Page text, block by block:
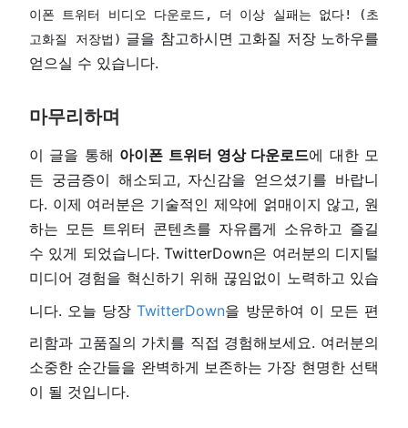
이폰 트위터 비디오 다운로드, 더 이상 실패는 없다! (초
고화질 저장법) 글을 참고하시면 고화질 저장 노하우를
얻으실 수 있습니다.
마무리하며
이 글을 통해 아이폰 트위터 영상 다운로드에 대한 모
든 궁금증이 해소되고, 자신감을 얻으셨기를 바랍니
다. 이제 여러분은 기술적인 제약에 얽매이지 않고, 원
하는 모든 트위터 콘텐츠를 자유롭게 소유하고 즐길
수 있게 되었습니다. TwitterDown은 여러분의 디지털
미디어 경험을 혁신하기 위해 끊임없이 노력하고 있습
니다. 오늘 당장TwitterDown을 방문하여 이 모든 편
리함과 고품질의 가치를 직접 경험해보세요. 여러분의
소중한 순간들을 완벽하게 보존하는 가장 현명한 선택
이 될 것입니다.